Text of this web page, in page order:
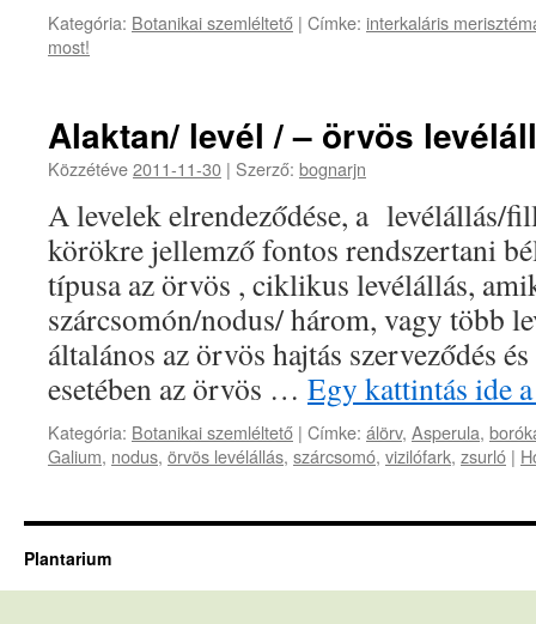
Kategória: Botanikai szemléltető | Címke: interkaláris
most!
Alaktan/ levél / – örvös
Közzétéve2011-11-30 | Szerző: bognarjn
A levelek elrendeződése, a levélállás/
körökre jellemző fontos rendszertani
típusa az örvös , ciklikus levélállás,
szárcsomón/nodus/ három, vagy több
általános az örvös hajtás szerveződés
esetében az örvös … Egy kattintás ide
Kategória: Botanikai szemléltető | Címke: álörv, Asperula,
Galium, nodus, örvös levélállás, szárcsomó, vizilófark, zsurló |
Plantarium